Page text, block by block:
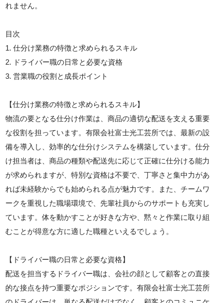
れません。
目次
1. 仕分け業務の特徴と求められるスキル
2. ドライバー職の日常と必要な資格
3. 営業職の役割と成長ポイント
【仕分け業務の特徴と求められるスキル】
物流の要となる仕分け作業は、商品の適切な配送を支える重要
な役割を担っています。有限会社富士光工芸所では、最新の設
備を導入し、効率的な仕分けシステムを構築しています。仕分
け担当者は、商品の種類や配送先に応じて正確に仕分ける能力
が求められますが、特別な資格は不要で、丁寧さと集中力があ
れば未経験からでも始められる点が魅力です。また、チームワ
ークを重視した職場環境で、先輩社員からのサポートも充実し
ています。体を動かすことが好きな方や、黙々と作業に取り組
むことが得意な方に適した職種といえるでしょう。
【ドライバー職の日常と必要な資格】
配送を担当するドライバー職は、会社の顔として顧客との直接
的な接点を持つ重要なポジションです。有限会社富士光工芸所